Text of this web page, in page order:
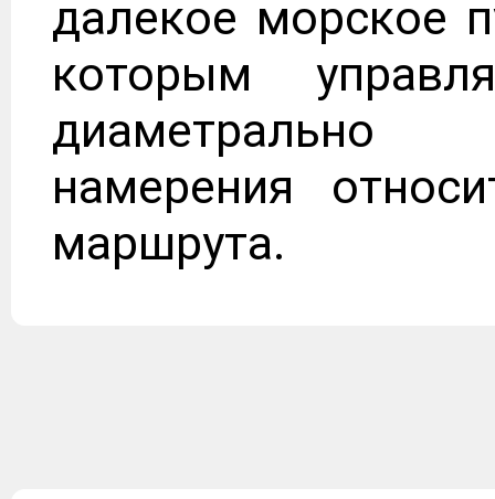
далекое морское
которым
намерения
маршрута.